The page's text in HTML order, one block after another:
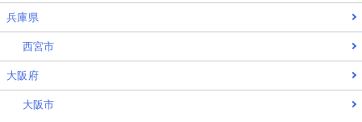
兵庫県
西宮市
大阪府
大阪市